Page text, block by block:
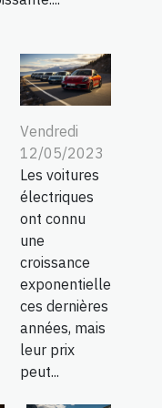
Vendredi
12/05/2023
Les voitures
électriques
ont connu
une
croissance
exponentielle
ces dernières
années, mais
leur prix
peut...